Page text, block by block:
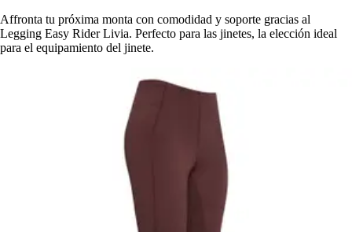
Affronta tu próxima monta con comodidad y soporte gracias al
Legging Easy Rider Livia. Perfecto para las jinetes, la elección ideal
para el equipamiento del jinete.